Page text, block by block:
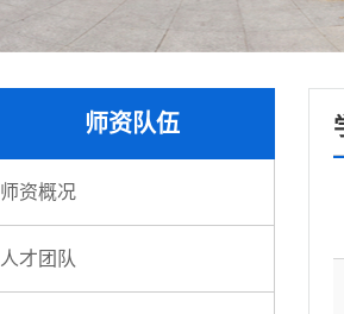
师资队伍
师资概况
人才团队